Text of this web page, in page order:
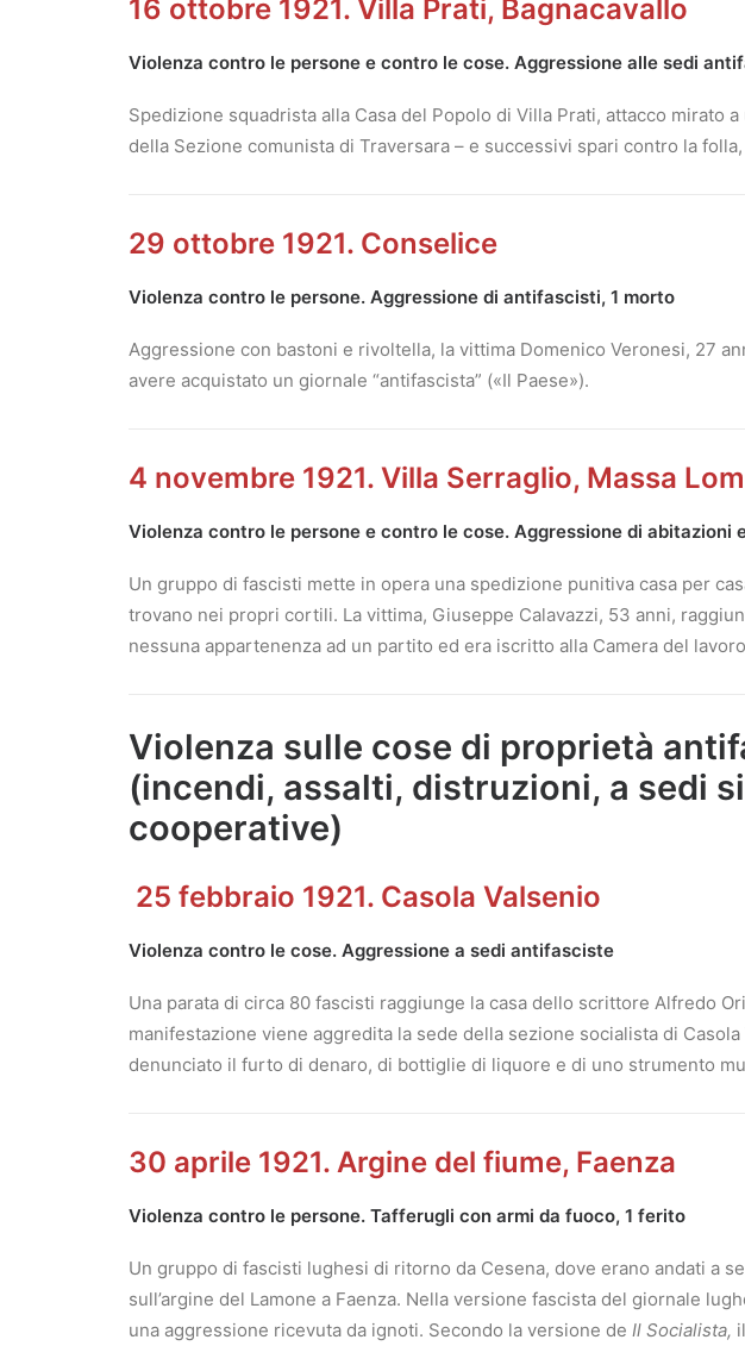
16 ottobre 1921. Villa Prati, Bagnacavallo
Violenza contro le persone e contro le cose. Aggressione alle sedi
Spedizione squadrista alla Casa del Popolo di Villa Prati, attacco mirato
della Sezione comunista di Traversara – e successivi spari contro la
29 ottobre 1921. Conselice
Violenza contro le persone. Aggressione di antifascisti, 1 morto
Aggressione con bastoni e rivoltella, la vittima Domenico Veronesi, 27
avere acquistato un giornale “antifascista” («Il Paese»).
4 novembre 1921. Villa Serraglio, Massa
Violenza contro le persone e contro le cose. Aggressione di abitazioni
Un gruppo di fascisti mette in opera una spedizione punitiva casa per
trovano nei propri cortili. La vittima, Giuseppe Calavazzi, 53 anni,
nessuna appartenenza ad un partito ed era iscritto alla Camera del
Violenza sulle cose di proprietà
(incendi, assalti, distruzioni, a sedi
cooperative)
25 febbraio 1921. Casola Valsenio
Violenza contro le cose. Aggressione a sedi antifasciste
Una parata di circa 80 fascisti raggiunge la casa dello scrittore Alfredo
manifestazione viene aggredita la sede della sezione socialista di
denunciato il furto di denaro, di bottiglie di liquore e di uno strumento
30 aprile 1921. Argine del fiume, Faenza
Violenza contro le persone. Tafferugli con armi da fuoco, 1 ferito
Un gruppo di fascisti lughesi di ritorno da Cesena, dove erano andati a
sull’argine del Lamone a Faenza. Nella versione fascista del giornale
una aggressione ricevuta da ignoti. Secondo la versione de Il Socialista,